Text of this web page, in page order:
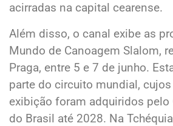
acirradas na capital cearense.
Além disso, o canal exibe as
Mundo de Canoagem Slalom,
Praga, entre 5 e 7 de junho.
parte do circuito mundial,
exibição foram adquiridos
do Brasil até 2028. Na